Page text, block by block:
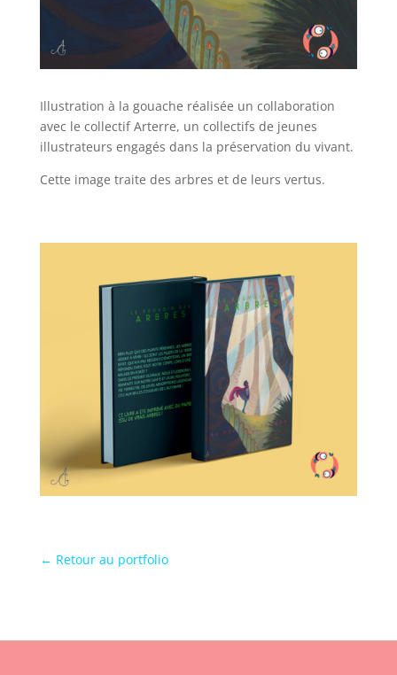
Illustration à la gouache réalisée un collaboration
avec le collectif Arterre, un collectifs de jeunes
illustrateurs engagés dans la préservation du vivant.
Cette image traite des arbres et de leurs vertus.
← Retour au portfolio